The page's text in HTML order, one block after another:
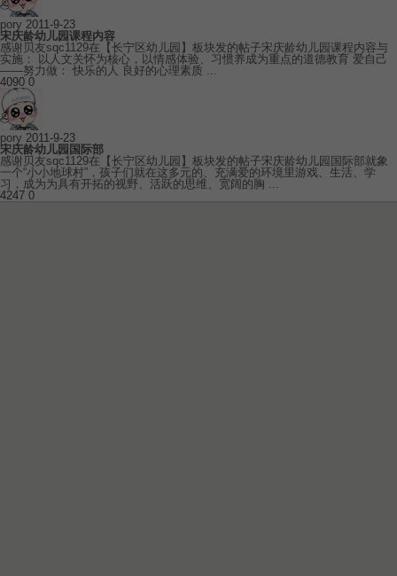
pory 2011-9-23
宋庆龄幼儿园课程内容
感谢贝友sqc1129在【长宁区幼儿园】板块发的帖子宋庆龄幼儿园课程内容与
实施： 以人文关怀为核心，以情感体验、习惯养成为重点的道德教育 爱自己
——努力做： 快乐的人 良好的心理素质 ...
4090 0
pory 2011-9-23
宋庆龄幼儿园国际部
感谢贝友sqc1129在【长宁区幼儿园】板块发的帖子宋庆龄幼儿园国际部就象
一个“小小地球村”，孩子们就在这多元的、充满爱的环境里游戏、生活、学
习，成为为具有开拓的视野、活跃的思维、宽阔的胸 ...
4247 0